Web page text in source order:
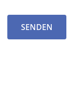
Bitte lasse